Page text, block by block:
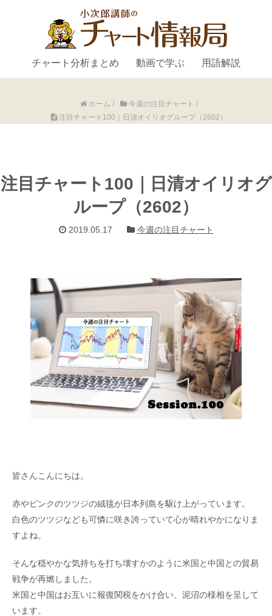
チャート分析まとめ 動画で学ぶ 用語解説
ホーム / 今週の注目チャート /
注目チャート100｜日清オイリオグループ（2602）
注目チャート100｜日清オイリオグ
ループ（2602）
2019.05.17 今週の注目チャート
皆さんこんにちは。
赤やピンクのツツジの絨毯が日本列島を駆け上がっています。
白色のツツジなども可憐に咲き誇っていて心が晴れやかになりま
すよね。
そんな穏やかな気持ちを打ち壊すかのように米国と中国との貿易
戦争が再燃しました。
米国と中国はお互いに報復関税をかけ合い、泥沼の様相を呈して
います。